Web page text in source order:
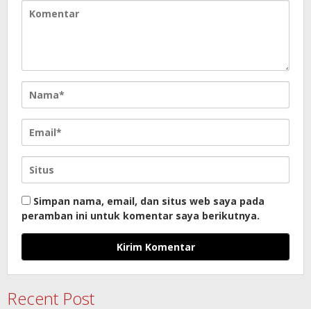
Simpan nama, email, dan situs web saya pada
peramban ini untuk komentar saya berikutnya.
Recent Post